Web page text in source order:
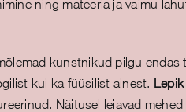
ning mateeria ja vaimu
kunstnikud pilgu endas
kui ka füüsilist ainest. Lepik
Näitusel leiavad